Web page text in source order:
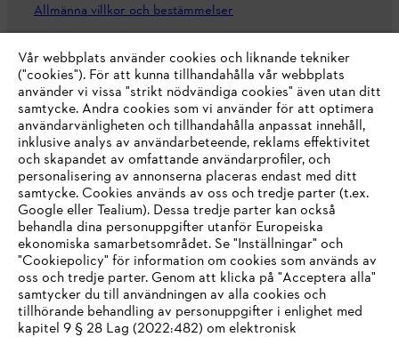
Allmänna villkor och bestämmelser
Integritetspolicy Impressum Cookies
Juridisk information
Andreas Stihl Norden AB
Box 3062
443 03 Stenkullen
IHR BROWSER WIRD NICHT
Vår webbplats använder cookies och liknande tekniker
("cookies"). För att kunna tillhandahålla vår webbplats
använder vi vissa "strikt nödvändiga cookies" även utan ditt
samtycke. Andra cookies som vi använder för att optimera
användarvänligheten och tillhandahålla anpassat innehåll,
inklusive analys av användarbeteende, reklams effektivitet
och skapandet av omfattande användarprofiler, och
personalisering av annonserna placeras endast med ditt
samtycke. Cookies används av oss och tredje parter (t.ex.
Google eller Tealium). Dessa tredje parter kan också
behandla dina personuppgifter utanför Europeiska
ekonomiska samarbetsområdet. Se "Inställningar" och
"Cookiepolicy" för information om cookies som används av
oss och tredje parter. Genom att klicka på "Acceptera alla"
samtycker du till användningen av alla cookies och
tillhörande behandling av personuppgifter i enlighet med
kapitel 9 § 28 Lag (2022:482) om elektronisk